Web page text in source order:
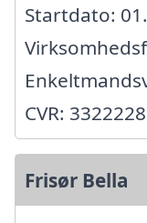
Startdato:
CVR:
Frisør Bella